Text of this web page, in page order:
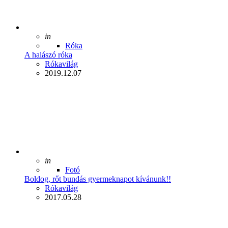
Posted
in
Róka
A halászó róka
Posted
Rókavilág
2019.12.07
Posted
in
Fotó
Boldog, rőt bundás gyermeknapot kívánunk!!
Posted
Rókavilág
2017.05.28